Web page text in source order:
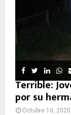
Terrible:
por su
Octubre 10, 2020